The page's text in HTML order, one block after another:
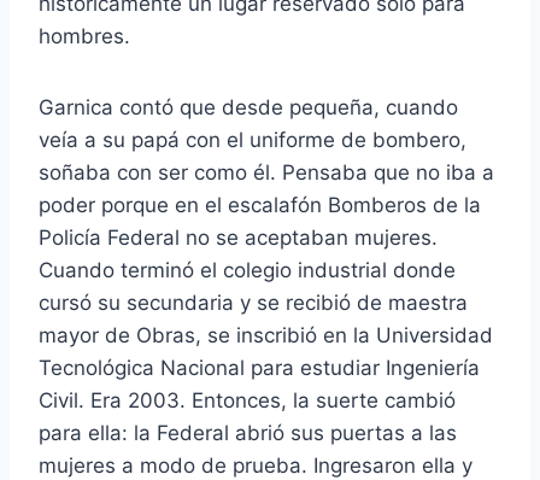
hombres.
Garnica contó que desde pequeña, cuando
veía a su papá con el uniforme de bombero,
soñaba con ser como él. Pensaba que no iba a
poder porque en el escalafón Bomberos de la
Policía Federal no se aceptaban mujeres.
Cuando terminó el colegio industrial donde
cursó su secundaria y se recibió de maestra
mayor de Obras, se inscribió en la Universidad
Tecnológica Nacional para estudiar Ingeniería
Civil. Era 2003. Entonces, la suerte cambió
para ella: la Federal abrió sus puertas a las
mujeres a modo de prueba. Ingresaron ella y